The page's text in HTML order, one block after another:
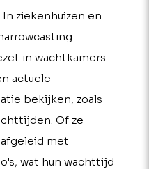
In ziekenhuizen en
in wachtkamers.
actuele
bekijken, zoals
Of ze
met
wat hun wachttijd